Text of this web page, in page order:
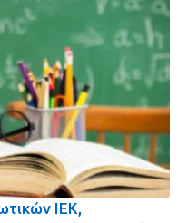
ΙΕΚ,